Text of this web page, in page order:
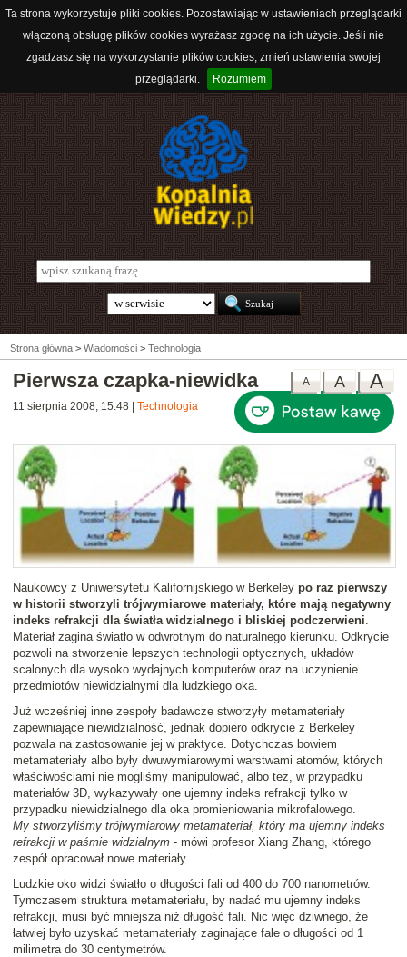
Ta strona wykorzystuje pliki cookies. Pozostawiając w ustawieniach przeglądarki
włączoną obsługę plików cookies wyrażasz zgodę na ich użycie. Jeśli nie
zgadzasz się na wykorzystanie plików cookies, zmień ustawienia swojej
przeglądarki.
Rozumiem
Strona główna > Wiadomości > Technologia
A
A
A
Pierwsza czapka-niewidka
11 sierpnia 2008, 15:48 Technologia
Naukowcy z Uniwersytetu Kalifornijskiego w Berkeley po raz pierwszy
w historii stworzyli trójwymiarowe materiały, które mają negatywny
indeks refrakcji dla światła widzialnego i bliskiej podczerwieni
Materiał zagina światło w odwrotnym do naturalnego kierunku. Odkrycie
pozwoli na stworzenie lepszych technologii optycznych, układów
scalonych dla wysoko wydajnych komputerów oraz na uczynienie
przedmiotów niewidzialnymi dla ludzkiego oka.
Już wcześniej inne zespoły badawcze stworzyły metamateriały
zapewniające niewidzialność, jednak dopiero odkrycie z Berkeley
pozwala na zastosowanie jej w praktyce. Dotychczas bowiem
metamateriały albo były dwuwymiarowymi warstwami atomów, których
właściwościami nie mogliśmy manipulować, albo też, w przypadku
materiałów 3D, wykazywały one ujemny indeks refrakcji tylko w
przypadku niewidzialnego dla oka promieniowania mikrofalowego.
My stworzyliśmy trójwymiarowy metamateriał, który ma ujemny indeks
refrakcji w paśmie widzialnym - mówi profesor Xiang Zhang, którego
zespół opracował nowe materiały.
Ludzkie oko widzi światło o długości fali od 400 do 700 nanometrów.
Tymczasem struktura metamateriału, by nadać mu ujemny indeks
refrakcji, musi być mniejsza niż długość fali. Nic więc dziwnego, że
łatwiej było uzyskać metamateriały zaginające fale o długości od 1
milimetra do 30 centymetrów.